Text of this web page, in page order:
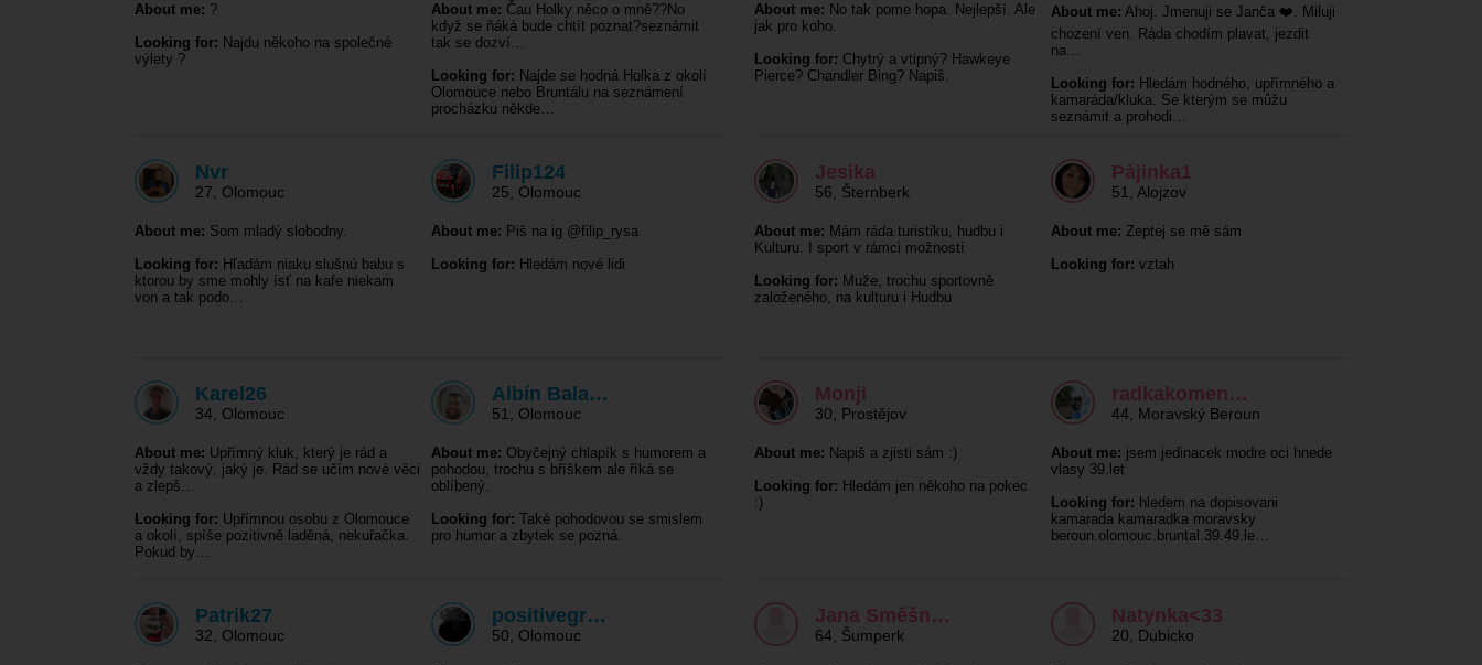
About me: ?
Looking for: Najdu někoho na společné
výlety ?
About me: Čau Holky něco o mně??No
když se ňáká bude chtít poznat?seznámit
tak se dozví…
Looking for: Najde se hodná Holka z okolí
Olomouce nebo Bruntálu na seznámení
procházku někde…
Nvr
27 Olomouc
About me: Som mladý slobodny.
Looking for: Hľadám niaku slušnú babu s
ktorou by sme mohly ísť na kafe niekam
von a tak podo…
Filip124
25 Olomouc
About me: Piš na ig @filip_rysa
Looking for: Hledám nové lidi
Karel26
34 Olomouc
About me: Upřímný kluk, který je rád a
vždy takový, jaký je. Rád se učím nové věci
a zlepš…
Looking for: Upřímnou osobu z Olomouce
a okolí, spíše pozitivně laděná, nekuřačka.
Pokud by…
Albín Bala…
51 Olomouc
About me: Obyčejný chlapík s humorem a
pohodou, trochu s bříškem ale říká se
oblíbený.
Looking for: Také pohodovou se smislem
pro humor a zbytek se pozná.
Patrik27
32 Olomouc
positivegr…
50 Olomouc
About me: No tak pome hopa. Nejlepší. Ale
jak pro koho.
Looking for: Chytrý a vtipný? Hawkeye
Pierce? Chandler Bing? Napiš.
About me: Ahoj. Jmenuji se Janča ❤️. Miluji
chození ven. Ráda chodím plavat, jezdit
na…
Looking for: Hledám hodného, upřímného a
kamaráda/kluka. Se kterým se můžu
seznámit a prohodi…
Jesika
56 Šternberk
About me: Mám ráda turistiku, hudbu i
Kulturu. I sport v rámci možností
Looking for: Muže, trochu sportovně
založeného, na kulturu i Hudbu
Pájinka1
51 Alojzov
About me: Zeptej se mě sám
Looking for: vztah
Monji
30 Prostějov
About me: Napiš a zjisti sám :)
Looking for: Hledám jen někoho na pokec
:)
radkakomen…
44 Moravský Beroun
About me: jsem jedinacek modre oci hnede
vlasy 39.let
Looking for: hledem na dopisovani
kamarada kamaradka moravsky
beroun.olomouc.bruntal.39.49.le…
Jana Směšn…
64 Šumperk
Natynka<33
20 Dubicko